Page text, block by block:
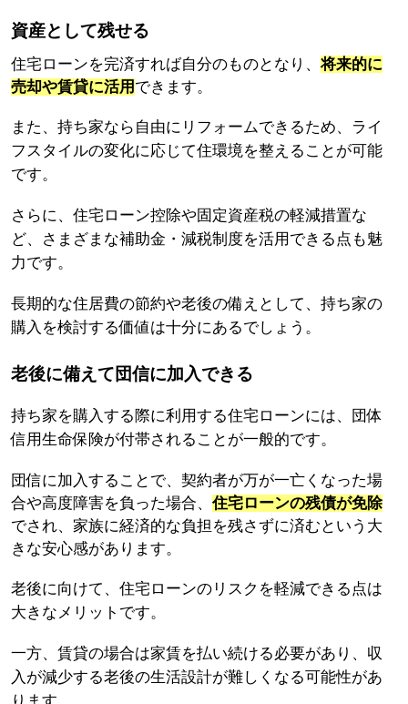
資産として残せる
住宅ローンを完済すれば自分のものとなり、将来的に
売却や賃貸に活用 できます。
また、持ち家なら自由にリフォームできるため、ライ
フスタイルの変化に応じて住環境を整えることが可能
です。
さらに、住宅ローン控除や固定資産税の軽減措置な
ど、さまざまな補助金・減税制度を活用できる点も魅
力です。
長期的な住居費の節約や老後の備えとして、持ち家の
購入を検討する価値は十分にあるでしょう。
老後に備えて団信に加入できる
持ち家を購入する際に利用する住宅ローンには、団体
信用生命保険が付帯されることが一般的です。
団信に加入することで、契約者が万が一亡くなった場
合や高度障害を負った場合、住宅ローンの残債が免除
でされ、家族に経済的な負担を残さずに済むという大
きな安心感があります。
老後に向けて、住宅ローンのリスクを軽減できる点は
大きなメリットです。
一方、賃貸の場合は家賃を払い続ける必要があり、収
入が減少する老後の生活設計が難しくなる可能性があ